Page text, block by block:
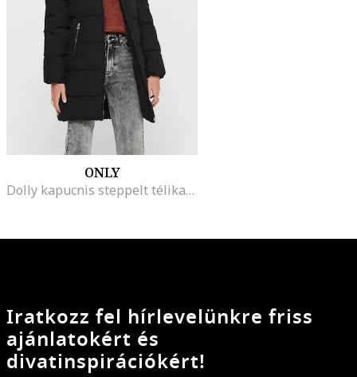
ONLY
Dolly kapucnis steppelt télikabát, Fekete
Iratkozz fel hírlevelünkre friss
ajánlatokért és
divatinspirációkért!